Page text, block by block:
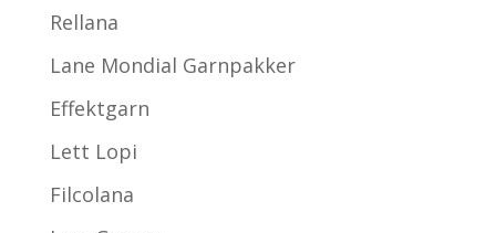
Rellana
Lane Mondial Garnpakker
Effektgarn
Lett Lopi
Filcolana